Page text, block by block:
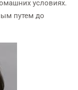
условиях.
путем до